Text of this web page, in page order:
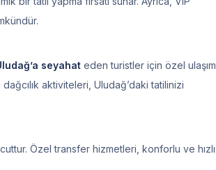
seyahat eden turistler için özel ulaşım
aktiviteleri, Uludağ’daki tatilinizi
Özel transfer hizmetleri, konforlu ve hızlı